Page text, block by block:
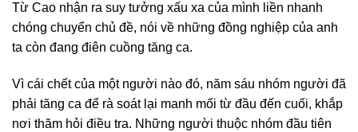
Từ Cao nhận ra suy tưởng xấu xa của mình liền nhanh
chóng chuyển chủ đề, nói về những đồng nghiệp của anh
ta còn đang điên cuồng tăng ca.
Vì cái chết của một người nào đó, năm sáu nhóm người đã
phải tăng ca để rà soát lại manh mối từ đầu đến cuối, khắp
nơi thăm hỏi điều tra. Những người thuộc nhóm đầu tiên